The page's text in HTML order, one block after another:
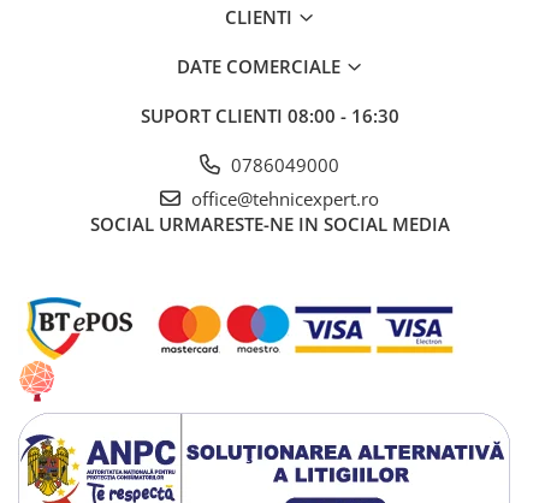
Carote, freze si accesorii pentru
Accesorii pentru prelucrare
Accesorii pentru frezare
Carote pentru ceramica
Dischete pentru slefuire ceramica
Carote HSS
Freze pentru gaurire lemn si gips
carton
Discuri pentru taiere si slefuire
Discuri lamelare cu smirghel
Discuri pentru ferastrau circular
Discuri pentru slefuire gleturi
CLIENTI
DATE COMERCIALE
SUPORT CLIENTI 08:00 - 16:30
0786049000
office@tehnicexpert.ro
SOCIAL URMARESTE-NE IN SOCIAL MEDIA